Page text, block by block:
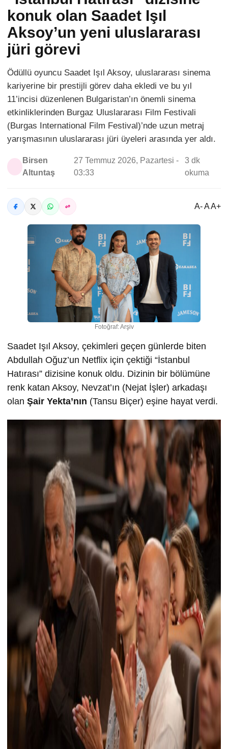
konuk olan Saadet Işıl
Aksoy’un yeni uluslararası
jüri görevi
Ödüllü oyuncu Saadet Işıl Aksoy, uluslararası sinema
kariyerine bir prestijli görev daha ekledi ve bu yıl
11’incisi düzenlenen Bulgaristan’ın önemli sinema
etkinliklerinden Burgaz Uluslararası Film Festivali
(Burgas International Film Festival)’nde uzun metraj
yarışmasının uluslararası jüri üyeleri arasında yer aldı.
Birsen
Altuntaş
27 Temmuz 2026, Pazartesi -
03:33
3 dk
okuma
A- A A+
Fotoğraf: Arşiv
Saadet Işıl Aksoy, çekimleri geçen günlerde biten
Abdullah Oğuz’un Netflix için çektiği “İstanbul
Hatırası” dizisine konuk oldu. Dizinin bir bölümüne
renk katan Aksoy, Nevzat’ın (Nejat İşler) arkadaşı
olan Şair Yekta’nın (Tansu Biçer) eşine hayat verdi.